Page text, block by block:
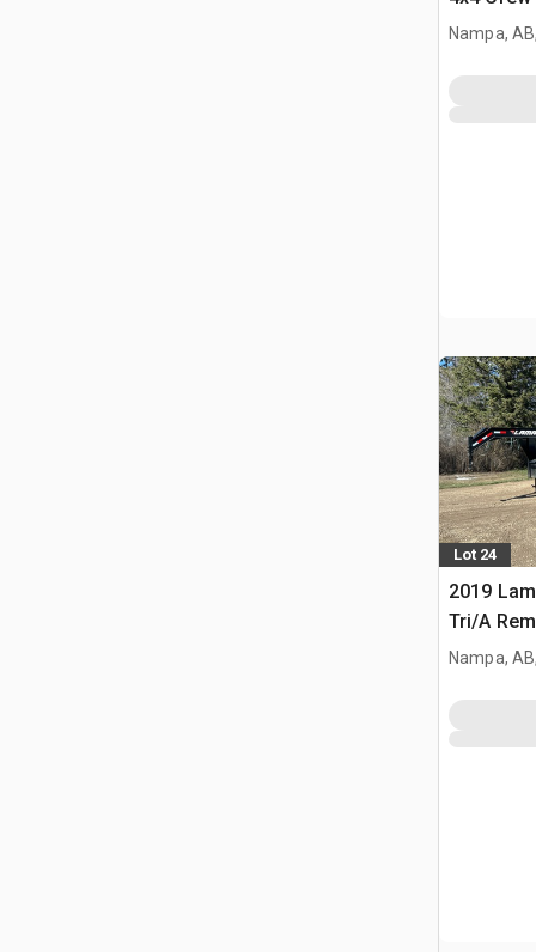
Nampa,
Lot 24
2019
Tri/A
Utilitaire
Nampa,